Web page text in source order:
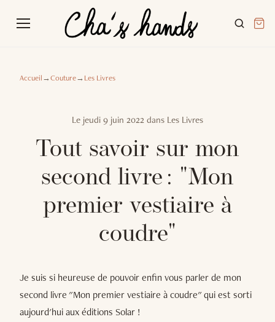
Accueil→Couture→Les Livres
Le jeudi 9 juin 2022 dans Les Livres
Tout savoir sur mon
second livre : "Mon
premier vestiaire à
coudre"
Je suis si heureuse de pouvoir enfin vous parler de mon
second livre "Mon premier vestiaire à coudre" qui est sorti
aujourd'hui aux éditions Solar !